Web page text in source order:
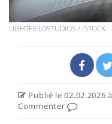
LIGHTFIELDSTUDIOS / ISTOCK
Publié le 02.02.2026
Commenter